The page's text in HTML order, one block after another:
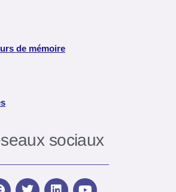
de mémoire
sociaux
T
L
Y